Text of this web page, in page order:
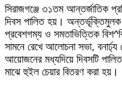
via
Email
সিরাজগঞ্জে ৩১তম আন্তর্জাতিক
দিবস পালিত হয়। অন্তর্ভূক্তিমুলক
প্রবেশগম্য ও সমতাভিত্তিক
সামনে রেখে আলোচনা সভা,
আয়োজনের মধ্যদিয়ে দিবসটি
মাঝে হুইল চেয়ার বিতরণ করা হয়।